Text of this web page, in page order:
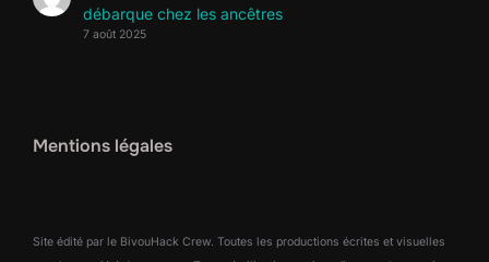
débarque chez les ancêtres
7 août 2025
Mentions légales
Site édité par le BivouHack Crew. Toutes les productions écrites et visuelles